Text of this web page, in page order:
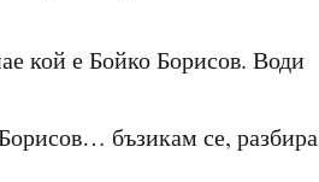
кой е Бойко Борисов. Води
бъзикам се, разбира